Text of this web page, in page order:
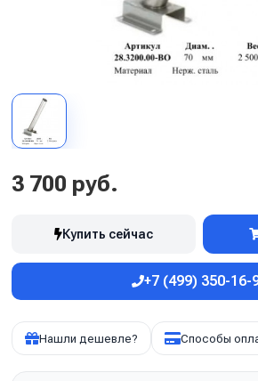
3 700 руб.
Купить сейчас
+7 (499) 350-16-
Нашли дешевле? Способы